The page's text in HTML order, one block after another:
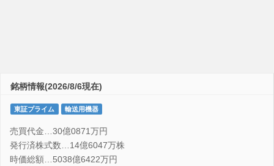
銘柄情報(2026/8/6現在)
東証プライム 輸送用機器
売買代金…30億0871万円
発行済株式数…14億6047万株
時価総額…5038億6422万円